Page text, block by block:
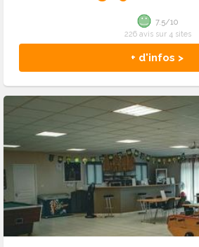
+ d'infos >
7.5/10
226 avis sur 4 sites